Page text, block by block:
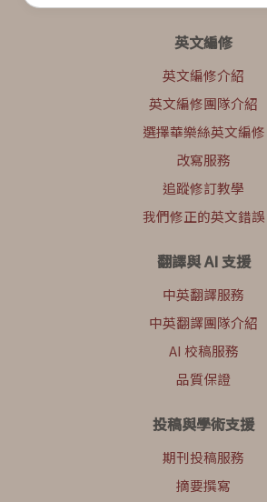
英文編修
英文編修介紹
英文編修團隊介紹
選擇華樂絲英文編修
改寫服務
追蹤修訂教學
我們修正的英文錯誤
翻譯與 AI 支援
中英翻譯服務
中英翻譯團隊介紹
AI 校稿服務
品質保證
投稿與學術支援
期刊投稿服務
摘要撰寫